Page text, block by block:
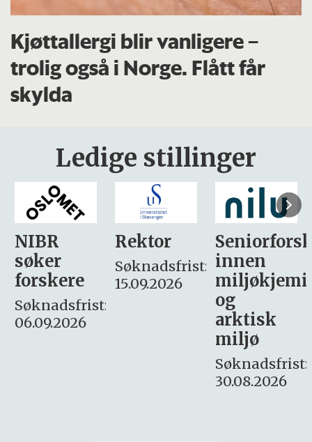
Kjøttallergi blir vanligere –
trolig også i Norge. Flått får
skylda
Ledige stillinger
Rektor
Søknadsfrist:
15.09.2026
Seniorforsker
innen
miljøkjemi
søker
– fast
Søknadsfrist:
16. august.